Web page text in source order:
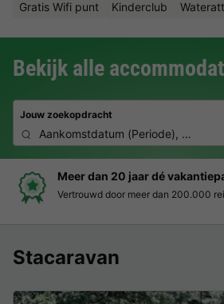
Gratis Wifi punt Kinderclub
Bekijk alle
Jouw zoekopdracht
Aankomstdatum (Periode), 2
met eerlijke reviews
Stacaravan